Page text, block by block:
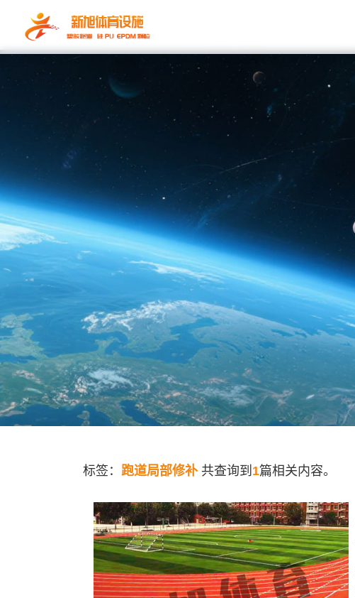
标签： 跑道局部修补 共查询到 1篇相关内容。